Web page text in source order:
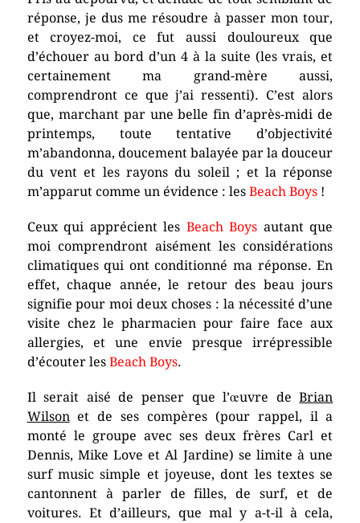
réponse, je dus me résoudre à passer mon tour,
et croyez-moi, ce fut aussi douloureux que
d’échouer au bord d’un 4 à la suite (les vrais, et
certainement ma grand-mère aussi,
comprendront ce que j’ai ressenti). C’est alors
que, marchant par une belle fin d’après-midi de
printemps, toute tentative d’objectivité
m’abandonna, doucement balayée par la douceur
du vent et les rayons du soleil ; et la réponse
m’apparut comme un évidence : les Beach Boys!
Ceux qui apprécient les Beach Boys autant que
moi comprendront aisément les considérations
climatiques qui ont conditionné ma réponse. En
effet, chaque année, le retour des beau jours
signifie pour moi deux choses : la nécessité d’une
visite chez le pharmacien pour faire face aux
allergies, et une envie presque irrépressible
d’écouter les Beach Boys.
Il serait aisé de penser que l’œuvre deBrian
Wilson et de ses compères (pour rappel, il a
monté le groupe avec ses deux frères Carl et
Dennis, Mike Love et Al Jardine) se limite à une
surf music simple et joyeuse, dont les textes se
cantonnent à parler de filles, de surf, et de
voitures. Et d’ailleurs, que mal y a-t-il à cela,